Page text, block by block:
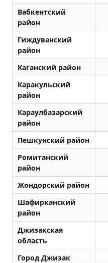
Вабкентский
район
Гиждуванский
район
Каганский район
Каракульский
район
Караулбазарский
район
Пешкунский район
Ромитанский
район
Жондоpский район
Шафирканский
район
Джизакская
область
Город Джизак